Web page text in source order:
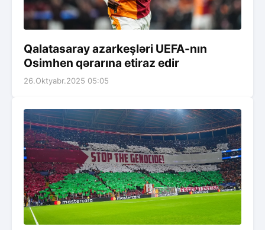
Qalatasaray azarkeşləri UEFA-nın
Osimhen qərarına etiraz edir
26.Oktyabr.2025 05:05